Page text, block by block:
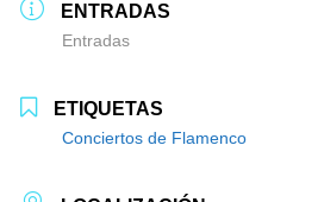
ENTRADAS
Entradas
ETIQUETAS
Conciertos de Flamenco